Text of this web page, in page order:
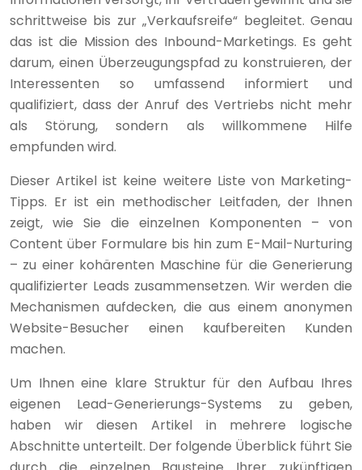
schrittweise bis zur „Verkaufsreife“ begleitet. Genau
das ist die Mission des Inbound-Marketings. Es geht
darum, einen Überzeugungspfad zu konstruieren, der
Interessenten so umfassend informiert und
qualifiziert, dass der Anruf des Vertriebs nicht mehr
als Störung, sondern als willkommene Hilfe
empfunden wird.
Dieser Artikel ist keine weitere Liste von Marketing-
Tipps. Er ist ein methodischer Leitfaden, der Ihnen
zeigt, wie Sie die einzelnen Komponenten – von
Content über Formulare bis hin zum E-Mail-Nurturing
– zu einer kohärenten Maschine für die Generierung
qualifizierter Leads zusammensetzen. Wir werden die
Mechanismen aufdecken, die aus einem anonymen
Website-Besucher einen kaufbereiten Kunden
machen.
Um Ihnen eine klare Struktur für den Aufbau Ihres
eigenen Lead-Generierungs-Systems zu geben,
haben wir diesen Artikel in mehrere logische
Abschnitte unterteilt. Der folgende Überblick führt Sie